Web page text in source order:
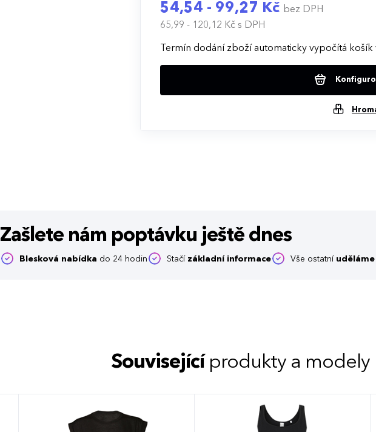
54,54 - 99,27 Kč bez DPH
65,99 - 120,12 Kčs DPH
Termín dodání zboží automaticky vypočítá
Zašlete nám poptávku ještě dnes
Blesková nabídka do 24 hodin Stačí základní informace Vše ostatní uděláme
Související produkty a modely